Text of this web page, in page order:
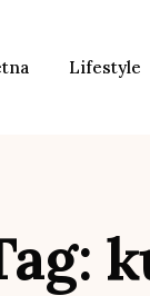
Lifestyle